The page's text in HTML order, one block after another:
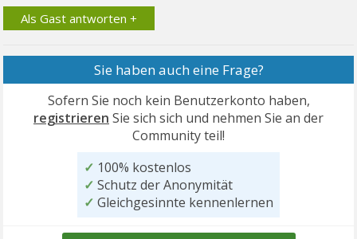
Als Gast antworten +
Sie haben auch eine Frage?
Sofern Sie noch kein Benutzerkonto haben,
registrieren Sie sich sich und nehmen Sie an der
Community teil!
✓ 100% kostenlos
✓ Schutz der Anonymität
✓ Gleichgesinnte kennenlernen